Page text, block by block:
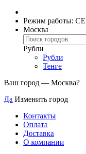
Режим работы:
Москва
Рубли
Рубли
Тенге
Ваш город — Москва?
Да Изменить город
Контакты
Оплата
Доставка
О компании